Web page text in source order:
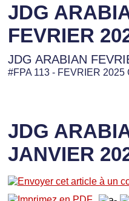
JDG
FEVRIER
JDG ARABIAN
#FPA 113 - FEVRIER 2025
JDG
JANVIER